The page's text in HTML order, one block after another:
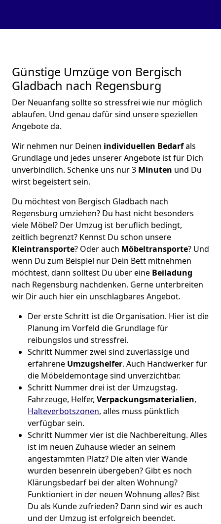
Günstige Umzüge von Bergisch
Gladbach nach Regensburg
Der Neuanfang sollte so stressfrei wie nur möglich
ablaufen. Und genau dafür sind unsere speziellen
Angebote da.
Wir nehmen nur Deinen individuellen Bedarfals
Grundlage und jedes unserer Angebote ist für Dich
unverbindlich. Schenke uns nur 3 Minuten und Du
wirst begeistert sein.
Du möchtest von Bergisch Gladbach nach
Regensburg umziehen? Du hast nicht besonders
viele Möbel? Der Umzug ist beruflich bedingt,
zeitlich begrenzt? Kennst Du schon unsere
Kleintransporte? Oder auch Möbeltransporte? Und
wenn Du zum Beispiel nur Dein Bett mitnehmen
möchtest, dann solltest Du über eine Beiladung
nach Regensburg nachdenken. Gerne unterbreiten
wir Dir auch hier ein unschlagbares Angebot.
Der erste Schritt ist die Organisation. Hier ist die
Planung im Vorfeld die Grundlage für
reibungslos und stressfrei.
Schritt Nummer zwei sind zuverlässige und
erfahrene Umzugshelfer. Auch Handwerker für
die Möbeldemontage sind unverzichtbar.
Schritt Nummer drei ist der Umzugstag.
Fahrzeuge, Helfer, Verpackungsmaterialien,
Halteverbotszonen, alles muss pünktlich
verfügbar sein.
Schritt Nummer vier ist die Nachbereitung. Alles
ist im neuen Zuhause wieder an seinem
angestammten Platz? Die alten vier Wände
wurden besenrein übergeben? Gibt es noch
Klärungsbedarf bei der alten Wohnung?
Funktioniert in der neuen Wohnung alles? Bist
Du als Kunde zufrieden? Dann sind wir es auch
und der Umzug ist erfolgreich beendet.